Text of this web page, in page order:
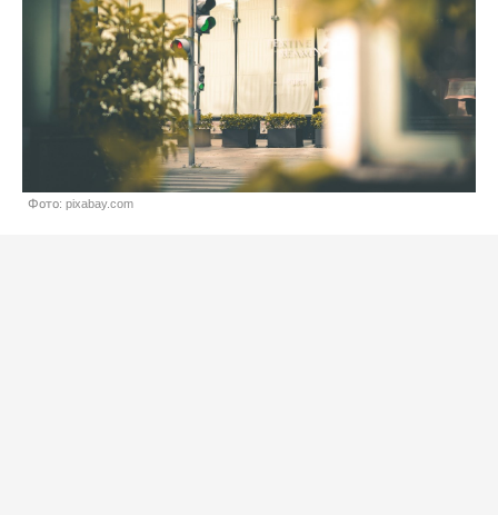
Фото: pixabay.com